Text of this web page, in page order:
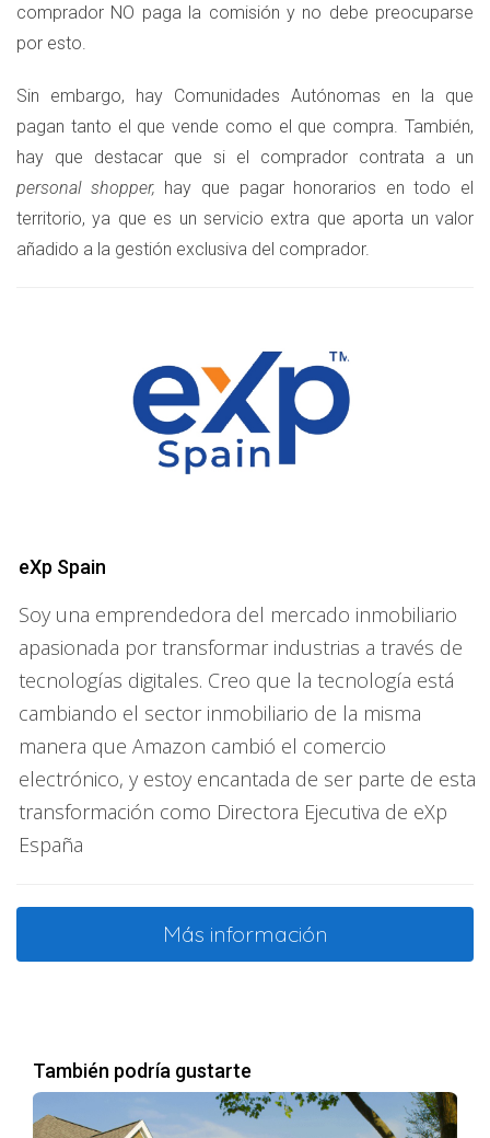
comprador NO paga la comisión y no debe preocuparse
por esto.
Sin embargo, hay Comunidades Autónomas en la que
pagan tanto el que vende como el que compra. También,
hay que destacar que si el comprador contrata a un
personal shopper, hay que pagar honorarios en todo el
territorio, ya que es un servicio extra que aporta un valor
añadido a la gestión exclusiva del comprador.
eXp Spain
Soy una emprendedora del mercado inmobiliario
apasionada por transformar industrias a través de
tecnologías digitales. Creo que la tecnología está
cambiando el sector inmobiliario de la misma
manera que Amazon cambió el comercio
electrónico, y estoy encantada de ser parte de esta
transformación como Directora Ejecutiva de eXp
España
Más información
También podría gustarte